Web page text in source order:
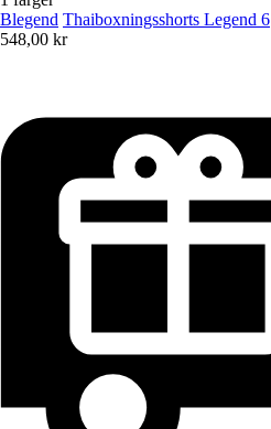
Blegend Thaiboxningsshorts Legend 6
548,00 kr